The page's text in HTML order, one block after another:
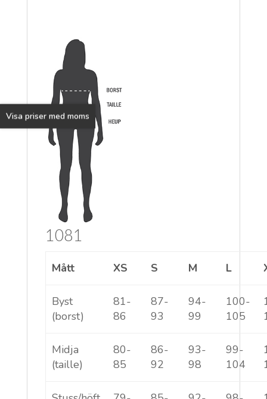
1081
Mått XS S M L
Byst
(borst)
81-
86
87-
93
94-
99
100-
105
Midja
(taille)
80-
85
86-
92
93-
98
99-
104
Visa priser med moms